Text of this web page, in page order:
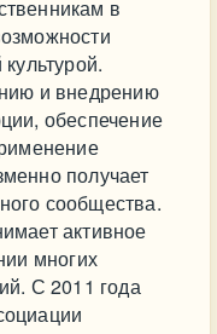
в
и внедрению
обеспечение
получает
сообщества.
активное
многих
С 2011 года